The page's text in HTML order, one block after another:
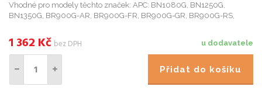
Vhodné pro modely těchto značek: APC: BN1080G, BN1250G,
BN1350G, BR900G-AR, BR900G-FR, BR900G-GR, BR900G-RS,
BX1000G-CA, BX1300G, BX1300G-...
u dodavatele
1 362 Kč bez DPH
Přidat do košíku